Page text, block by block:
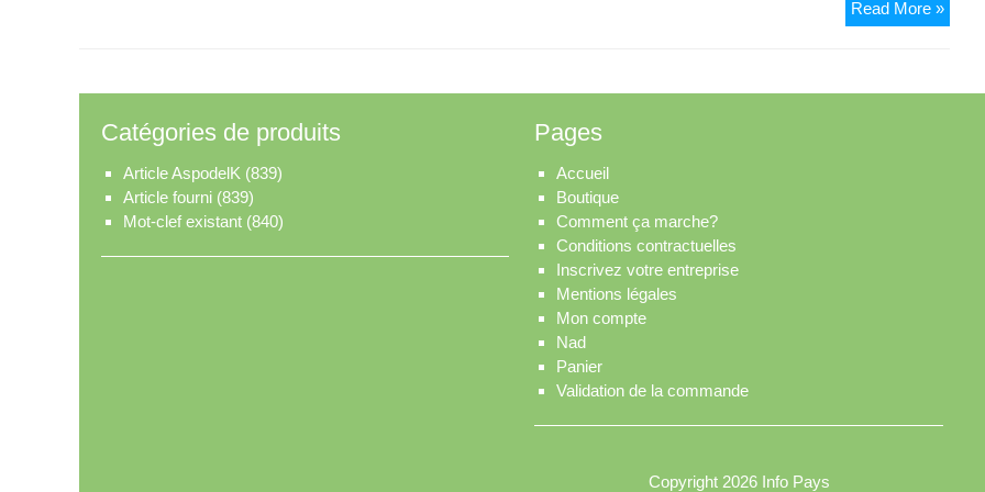
Read More »
Catégories de produits
Article AspodelK (839)
Article fourni (839)
Mot-clef existant (840)
Pages
Accueil
Boutique
Comment ça marche?
Conditions contractuelles
Inscrivez votre entreprise
Mentions légales
Mon compte
Nad
Panier
Validation de la commande
Copyright 2026 Info Pays